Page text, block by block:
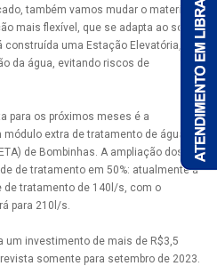
também vamos mudar o material
mais flexível, que se adapta ao solo”,
construída uma Estação Elevatória,
da água, evitando riscos de
para os próximos meses é a
extra de tratamento de água, na
de Bombinhas. A ampliação dos
de tratamento em 50%: atualmente a
de tratamento de 140l/s, com o
para 210l/s.
um investimento de mais de R$3,5
somente para setembro de 2023.